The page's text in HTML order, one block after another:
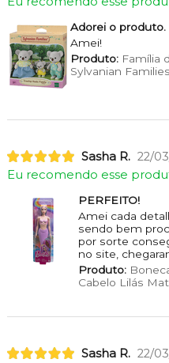
Adorei o produto.
Amei!
Produto:Família
Sylvanian
Sasha R. 22/
Eu recomendo esse
PERFEITO!
Amei cada
sendo bem
por sorte
no site,
Produto:
Cabelo Lilás
Sasha R. 22/